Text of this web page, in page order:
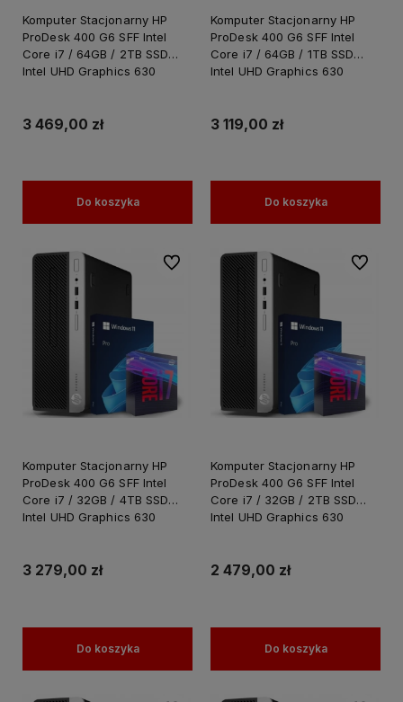
Komputer Stacjonarny HP
ProDesk 400 G6 SFF Intel
Core i7 / 64GB / 2TB SSD
Intel UHD Graphics 630
3 469,00 zł
Do koszyka
Komputer Stacjonarny HP
ProDesk 400 G6 SFF Intel
Core i7 / 64GB / 1TB SSD
Intel UHD Graphics 630
3 119,00 zł
Do koszyka
Komputer Stacjonarny HP
ProDesk 400 G6 SFF Intel
Core i7 / 32GB / 4TB SSD
Intel UHD Graphics 630
3 279,00 zł
Do koszyka
Do ulubionych
Komputer Stacjonarny HP
ProDesk 400 G6 SFF Intel
Core i7 / 32GB / 2TB SSD
Intel UHD Graphics 630
2 479,00 zł
Do koszyka
Do